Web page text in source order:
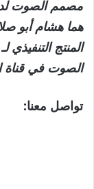
هما هشام أبو
الصوت في قناة
تواصل معنا: